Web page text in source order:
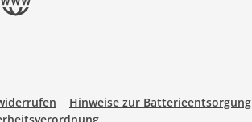
Website
Hinweise zur Batterieentsorgung